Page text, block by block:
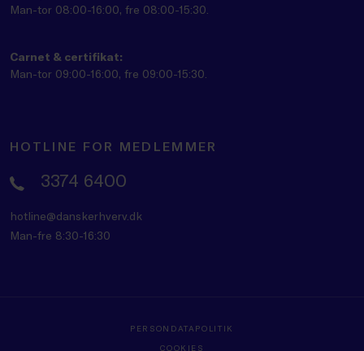
Man-tor 08:00-16:00, fre 08:00-15:30.
Carnet & certifikat:
Man-tor 09:00-16:00, fre 09:00-15:30.
HOTLINE FOR MEDLEMMER
3374 6400
hotline@danskerhverv.dk
Man-fre 8:30-16:30
PERSONDATAPOLITIK
COOKIES